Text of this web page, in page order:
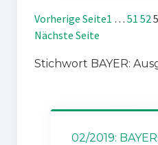
Vorherige Seite1 … 51 52
Nächste Seite
Stichwort BAYER:
02/2019: